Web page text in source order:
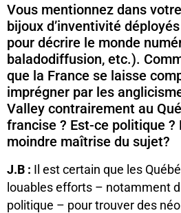
Vous mentionnez dans
bijoux d’inventivité
pour décrire le monde
baladodiffusion, etc.).
que la France se laisse
imprégner par les
Valley contrairement au
francise ? Est-ce politique ?
moindre maîtrise du sujet?
J.B : Il est certain que les
louables efforts – notamment
politique – pour trouver des